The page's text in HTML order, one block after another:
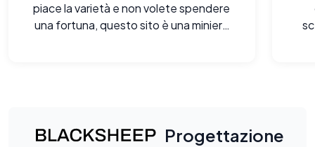
piace la varietà e non volete spendere
una fortuna, questo sito è una miniera
Progettazione